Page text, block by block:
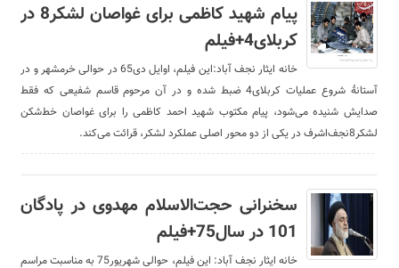
پیام شهید کاظمی برای غواصان لشکر8 در
کربلای4+فیلم
خانه ایثار نجف آباد:این فیلم، اوایل دی65 در حوالی خرمشهر و در
آستانۀ شروع عملیات کربلای4 ضبط شده و در آن مرحوم قاسم شفیعی که فقط
صدایش شنیده می‌شود، پیام مکتوب شهید احمد کاظمی را برای غواصان خط‌شکن
لشکر8نجف‌اشرف در یکی از دو محور اصلی عملکرد لشکر، قرائت می‌کند.
سخنرانی حجت‌الاسلام مهدوی در پادگان
101 در سال75+فیلم
خانه ایثار نجف آباد: این فیلم، حوالی شهریور75 به مناسبت مراسم